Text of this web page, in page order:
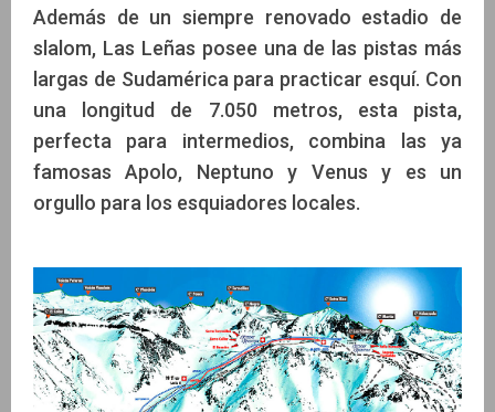
Además de un siempre renovado estadio de
slalom, Las Leñas posee una de las pistas más
largas de Sudamérica para practicar esquí. Con
una longitud de 7.050 metros, esta pista,
perfecta para intermedios, combina las ya
famosas Apolo, Neptuno y Venus y es un
orgullo para los esquiadores locales.